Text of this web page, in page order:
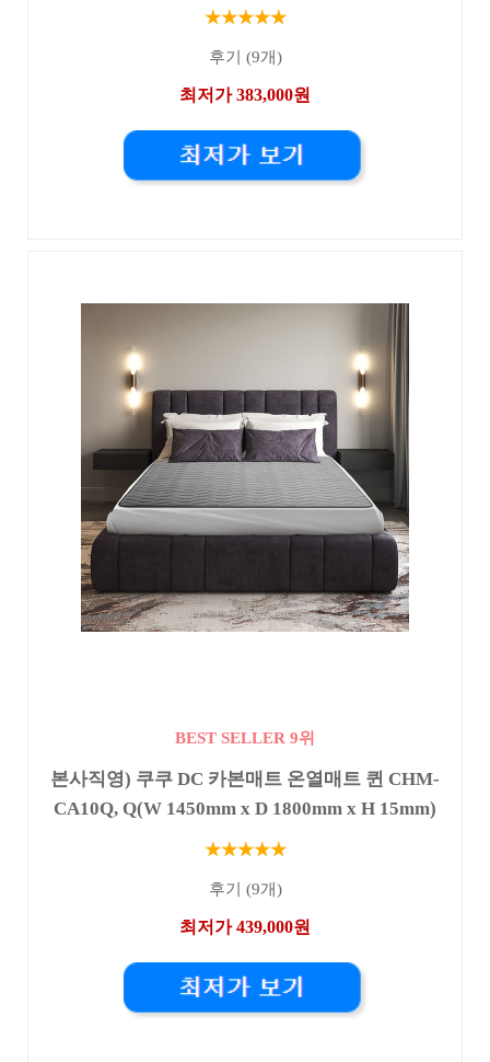
★★★★★
후기 (9개)
최저가 383,000원
BEST SELLER 9위
본사직영) 쿠쿠 DC 카본매트 온열매트 퀸 CHM-
CA10Q, Q(W 1450mm x D 1800mm x H 15mm)
★★★★★
후기 (9개)
최저가 439,000원